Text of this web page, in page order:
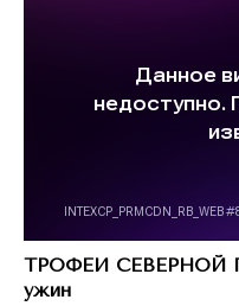
ТРОФЕИ СЕВЕРНОЙ
ужин